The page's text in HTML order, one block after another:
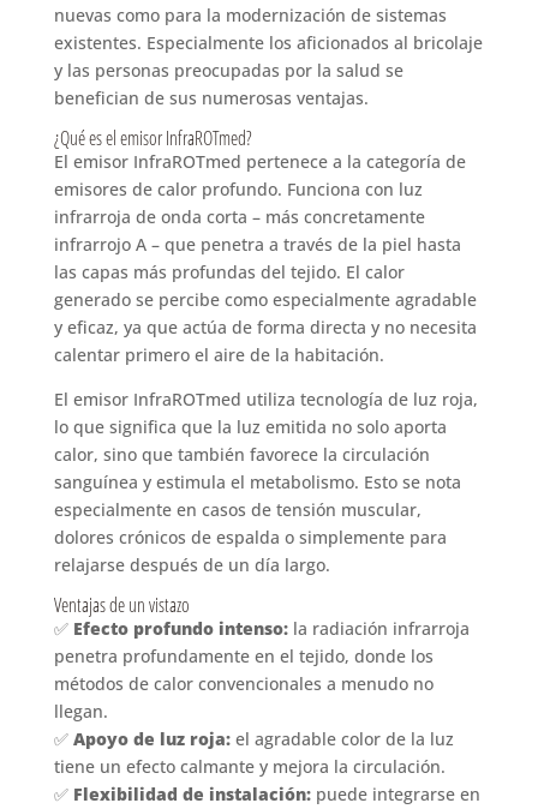
nuevas como para la modernización de sistemas
existentes. Especialmente los aficionados al bricolaje
y las personas preocupadas por la salud se
benefician de sus numerosas ventajas.
¿Qué es el emisor InfraROTmed?
El emisor InfraROTmed pertenece a la categoría de
emisores de calor profundo. Funciona con luz
infrarroja de onda corta – más concretamente
infrarrojo A – que penetra a través de la piel hasta
las capas más profundas del tejido. El calor
generado se percibe como especialmente agradable
y eficaz, ya que actúa de forma directa y no necesita
calentar primero el aire de la habitación.
El emisor InfraROTmed utiliza tecnología de luz roja,
lo que significa que la luz emitida no solo aporta
calor, sino que también favorece la circulación
sanguínea y estimula el metabolismo. Esto se nota
especialmente en casos de tensión muscular,
dolores crónicos de espalda o simplemente para
relajarse después de un día largo.
Ventajas de un vistazo
✅ Efecto profundo intenso:la radiación infrarroja
penetra profundamente en el tejido, donde los
métodos de calor convencionales a menudo no
llegan.
✅ Apoyo de luz roja:el agradable color de la luz
tiene un efecto calmante y mejora la circulación.
✅ Flexibilidad de instalación:puede integrarse en